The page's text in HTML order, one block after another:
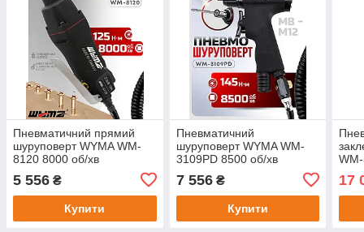
Пневматичний прямий
шуруповерт WYMA WM-
8120 8000 об/хв
5 556 ₴
Купити
Пневматичний
шуруповерт WYMA WM-
3109PD 8500 об/хв
7 556₴
Купити
17